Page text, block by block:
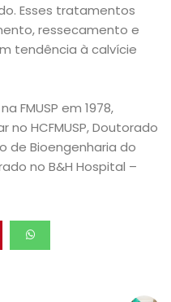
Esses tratamentos
ressecamento e
tendência à calvície
FMUSP em 1978,
no HCFMUSP, Doutorado
de Bioengenharia do
no B&H Hospital –